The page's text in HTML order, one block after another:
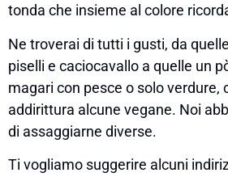
tonda che insieme al colore
Ne troverai di tutti i gusti, da
piselli e caciocavallo a quelle un
magari con pesce o solo verdure,
addirittura alcune vegane. Noi
di assaggiarne diverse.
Ti vogliamo suggerire alcuni